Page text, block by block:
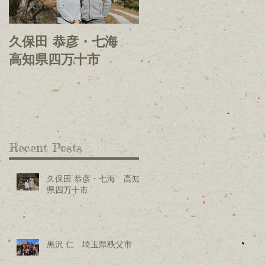
久保田 恭彦・七海
高知県四万十市
黒沢 仁 埼玉県秩父
市
Recent Posts
久保田 恭彦・七海 高知
県四万十市
黒沢 仁 埼玉県秩父市